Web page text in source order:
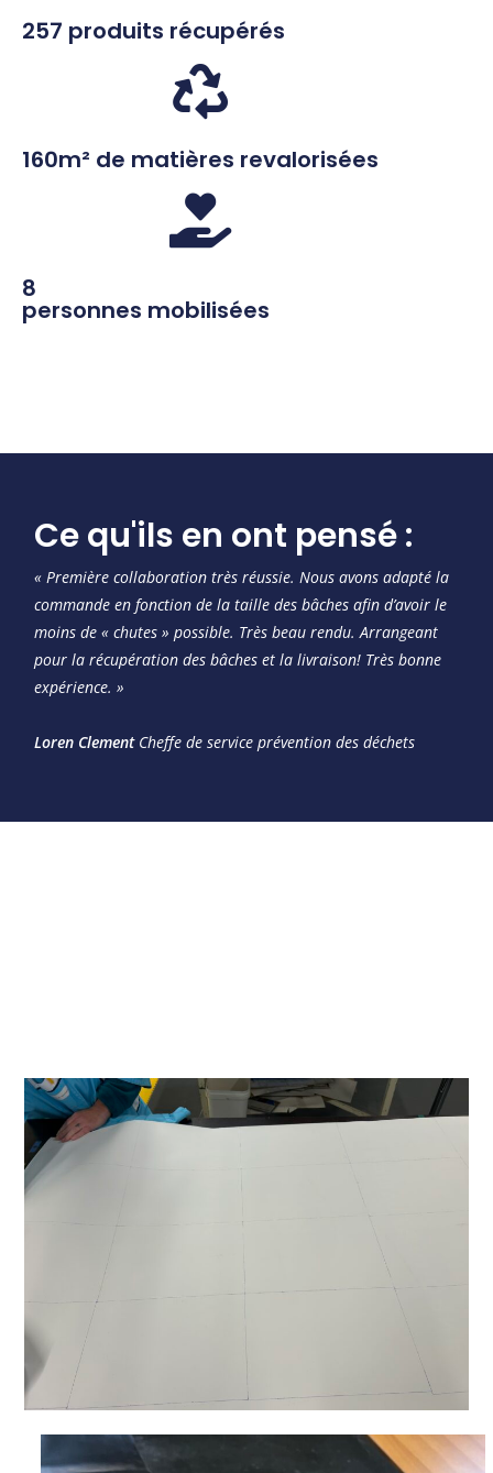
257 produits récupérés
160m² de matières revalorisées
8
personnes mobilisées
Ce qu'ils en ont pensé :
« Première collaboration très réussie. Nous avons adapté la
commande en fonction de la taille des bâches afin d’avoir le
moins de « chutes » possible. Très beau rendu. Arrangeant
pour la récupération des bâches et la livraison! Très bonne
expérience. »
Loren ClementCheffe de service prévention des déchets